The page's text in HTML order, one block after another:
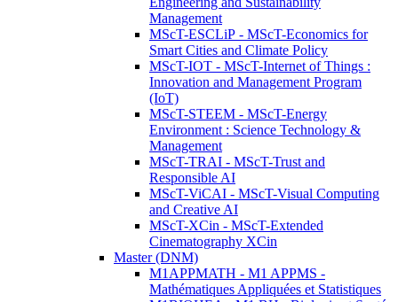
Management
MScT-ESCLiP - MScT-Economics for
Smart Cities and Climate Policy
MScT-IOT - MScT-Internet of Things :
Innovation and Management Program
(IoT)
MScT-STEEM - MScT-Energy
Environment : Science Technology &
Management
MScT-TRAI - MScT-Trust and
Responsible AI
MScT-ViCAI - MScT-Visual Computing
and Creative AI
MScT-XCin - MScT-Extended
Cinematography XCin
Master (DNM)
M1APPMATH - M1 APPMS -
Mathématiques Appliquées et Statistiques